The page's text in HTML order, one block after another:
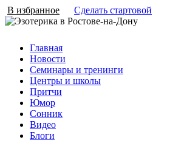
В избранное Сделать стартовой
Главная
Новости
Семинары и тренинги
Центры и школы
Притчи
Юмор
Сонник
Видео
Блоги